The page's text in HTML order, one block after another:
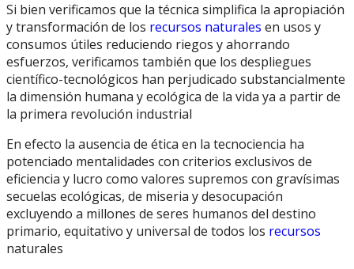
Si bien verificamos que la técnica simplifica la apropiación
y transformación de los recursos naturales en usos y
consumos útiles reduciendo riegos y ahorrando
esfuerzos, verificamos también que los despliegues
científico-tecnológicos han perjudicado substancialmente
la dimensión humana y ecológica de la vida ya a partir de
la primera revolución industrial
En efecto la ausencia de ética en la tecnociencia ha
potenciado mentalidades con criterios exclusivos de
eficiencia y lucro como valores supremos con gravísimas
secuelas ecológicas, de miseria y desocupación
excluyendo a millones de seres humanos del destino
primario, equitativo y universal de todos los recursos
naturales